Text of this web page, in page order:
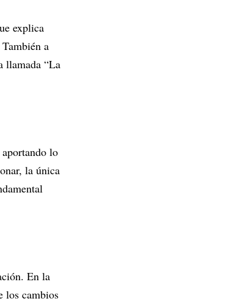
explica
a
llamada “La
lo
la única
En la
los cambios